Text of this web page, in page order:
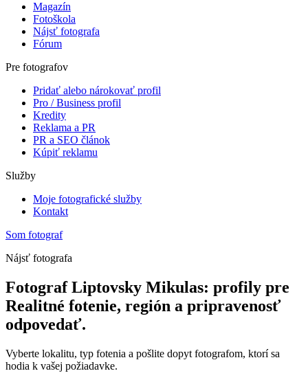
Magazín
Fotoškola
Nájsť fotografa
Fórum
Pre fotografov
Pridať alebo nárokovať profil
Pro / Business profil
Kredity
Reklama a PR
PR a SEO článok
Kúpiť reklamu
Služby
Moje fotografické služby
Kontakt
Som fotograf
Nájsť fotografa
Fotograf Liptovsky Mikulas: profily pre
Realitné fotenie, región a pripravenosť
odpovedať.
Vyberte lokalitu, typ fotenia a pošlite dopyt fotografom, ktorí sa
hodia k vašej požiadavke.